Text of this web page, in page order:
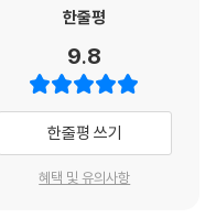
. 극단적으로 말하면, 그때의
나지 않았다는 얘기인지도 모
라서(정말입니다) 그러한 ‘관
의식은 딱히 없었습니다. 다만
에 난무하는 문학에의 오해에
망생이 국내를 뛰어넘어 세계
가 가득 담긴, 매우 피지컬한
인 소설가 무라카미 하루키의
기가 궁극적으로는 어떻게 살
느끼게 된다.
것은 책의 이례적인 판매 방
이유 없이 그가 싫었던 사람들
다.
지를 이 책은 명확하게 알려
고 그것을 뒷받침할 만한 육체
한줄평
9.8
한줄평 쓰기
혜택 및 유의사항